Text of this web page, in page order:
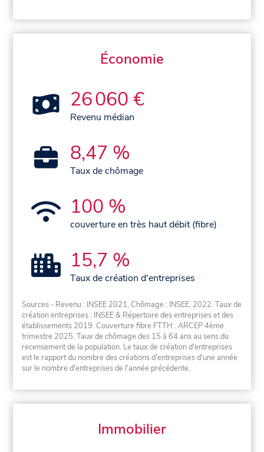
Économie
26 060 €
Revenu médian
8,47 %
Taux de chômage
100 %
couverture en très haut débit (fibre)
15,7 %
Taux de création d'entreprises
Sources - Revenu : INSEE 2021, Chômage : INSEE, 2022. Taux de
création entreprises : INSEE & Répertoire des entreprises et des
établissements 2019. Couverture fibre FTTH : ARCEP 4ème
trimestre 2025. Taux de chômage des 15 à 64 ans au sens du
recensement de la population. Le taux de création d'entreprises
est le rapport du nombre des créations d'entreprises d'une année
sur le nombre d'entreprises de l'année précédente.
Immobilier